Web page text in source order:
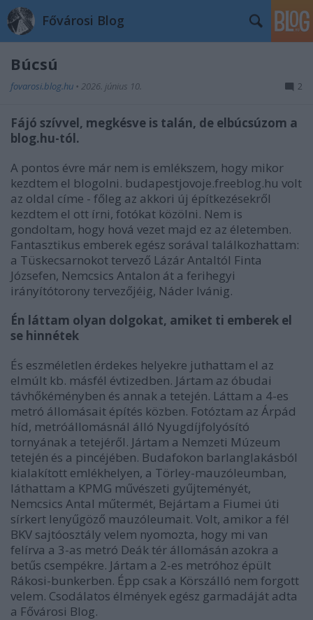
Fővárosi Blog
Búcsú
fovarosi.blog.hu • 2026. június 10. 2
Fájó szívvel, megkésve is talán, de elbúcsúzom a
blog.hu-tól.
A pontos évre már nem is emlékszem, hogy mikor
kezdtem el blogolni. budapestjovoje.freeblog.hu volt
az oldal címe - főleg az akkori új építkezésekről
kezdtem el ott írni, fotókat közölni. Nem is
gondoltam, hogy hová vezet majd ez az életemben.
Fantasztikus emberek egész sorával találkozhattam:
a Tüskecsarnokot tervező Lázár Antaltól Finta
Józsefen, Nemcsics Antalon át a ferihegyi
irányítótorony tervezőjéig, Náder Ivánig.
Én láttam olyan dolgokat, amiket ti emberek el
se hinnétek
És eszméletlen érdekes helyekre juthattam el az
elmúlt kb. másfél évtizedben. Jártam az óbudai
távhőkéményben és annak a tetején. Láttam a 4-es
metró állomásait építés közben. Fotóztam az Árpád
híd, metróállomásnál álló Nyugdíjfolyósító
tornyának a tetejéről. Jártam a Nemzeti Múzeum
tetején és a pincéjében. Budafokon barlanglakásból
kialakított emlékhelyen, a Törley-mauzóleumban,
láthattam a KPMG művészeti gyűjteményét,
Nemcsics Antal műtermét, Bejártam a Fiumei úti
sírkert lenyűgöző mauzóleumait. Volt, amikor a fél
BKV sajtóosztály velem nyomozta, hogy mi van
felírva a 3-as metró Deák tér állomásán azokra a
betűs csempékre. Jártam a 2-es metróhoz épült
Rákosi-bunkerben. Épp csak a Körszálló nem forgott
velem. Csodálatos élmények egész garmadáját adta
a Fővárosi Blog.